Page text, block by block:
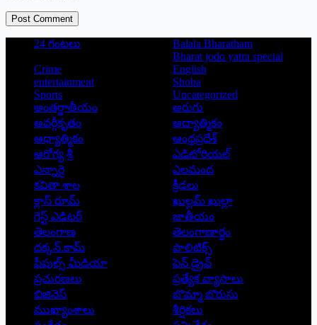
Post Comment
24 గంటలు
Balala Bharatham
Bharat jodo yatra special
Crime
English
entertainment
Shoba
Sports
Uncategorized
అంతర్జాతీయం
అరుగు
అవర్గీకృతం
ఆద్యాత్మికం
ఆధ్యాత్మికం
ఆంధ్రప్రదేశ్
ఆరోగ్య శ్రీ
ఎడిటోరియల్
ఎన్నారై
ఎలమంద
కవితా శాల
క్రీడలు
క్లాస్ రూమ్
ఖుల్లమ్ ఖుల్లా
గెస్ట్ ఎడిటర్
జాతీయం
తెలంగాణ
తెలంగాణార్థం
దక్కన్.కామ్
పాలిటిక్స్
పీపుల్స్ ‌మీడియా
పెన్ డ్రైవ్
ప్రచురణలు
ప్రత్యేక వ్యాసాలు
బిజినెస్
బొమ్మా బొరుసు
ముఖ్యాంశాలు
శీర్షికలు